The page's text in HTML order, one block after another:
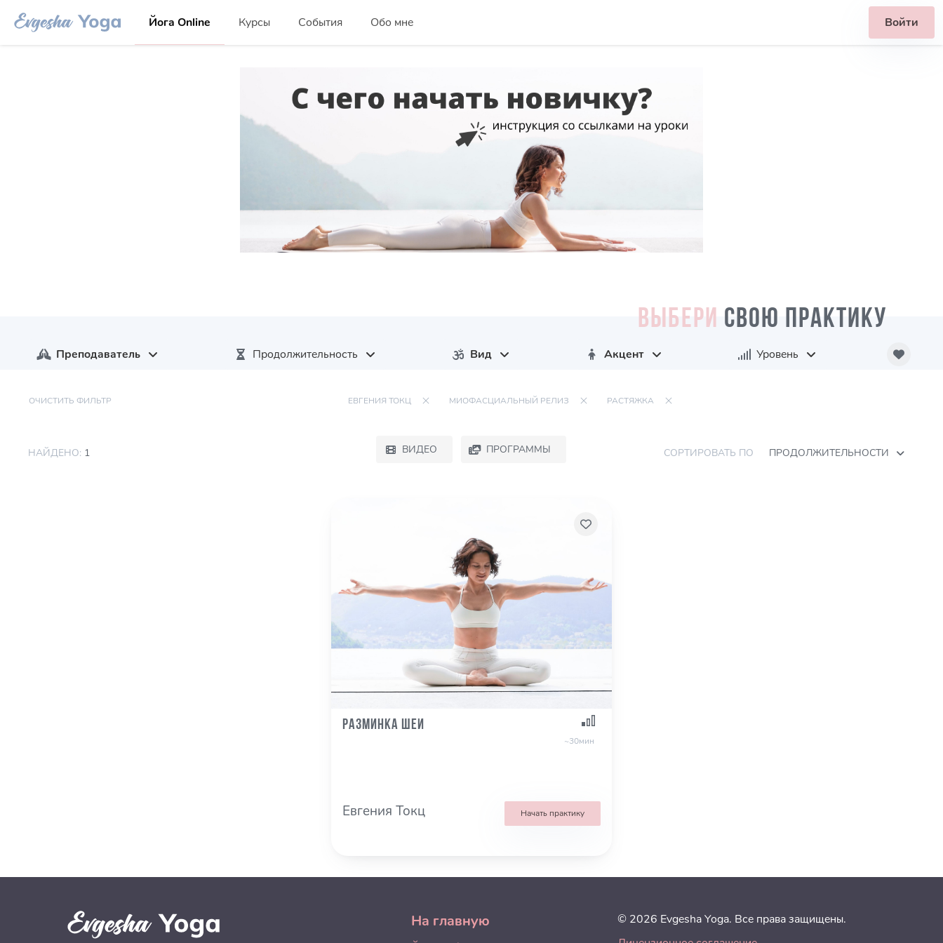
Йога Online Курсы События Обо мне Войти
ВЫБЕРИ СВОЮ ПРАКТИКУ
Преподаватель Продолжительность Вид Акцент Уровень
ОЧИСТИТЬ ФИЛЬТР ЕВГЕНИЯ ТОКЦ МИОФАСЦИАЛЬНЫЙ РЕЛИЗ РАСТЯЖКА
НАЙДЕНО: 1 ВИДЕО ПРОГРАММЫ СОРТИРОВАТЬ ПО ПРОДОЛЖИТЕЛЬНОСТИ
Разминка Шеи
~30мин
Евгения Токц Начать практику
На главную
© 2026 Evgesha Yoga. Все права защищены.